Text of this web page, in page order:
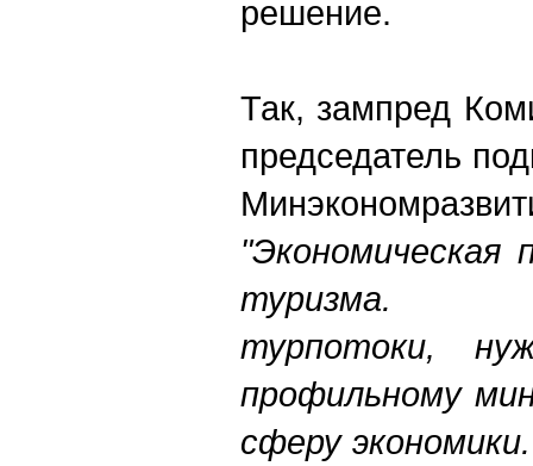
решение.
Так, зампред
председатель
турпотоки,
профильному
сферу